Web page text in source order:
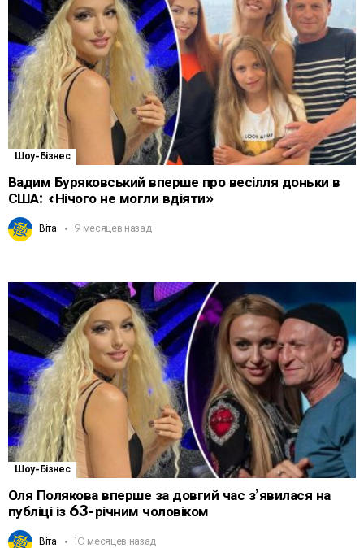
Шоу-Бізнес
Вадим Буряковський вперше про весілля доньки в
США: «Нічого не могли вдіяти»
Віта 9 месяцев назад
Шоу-Бізнес
Оля Полякова вперше за довгий час з’явилася на
публіці із 63-річним чоловіком
Віта 10 месяцев назад